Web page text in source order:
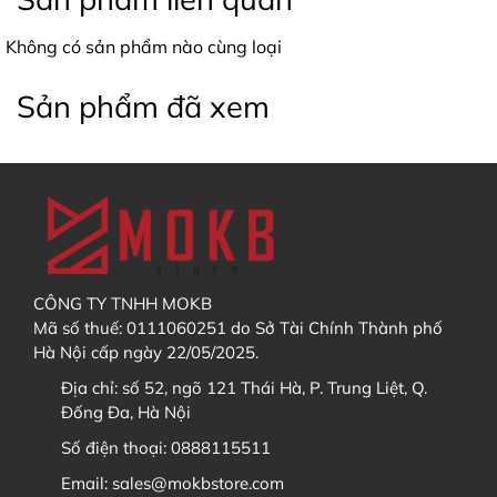
2. Thời gian trả hàng dự kiến có chính xác không?
3. Tôi có thể mua các sản phẩm khác cùng với GB
không?
KHÔNG
KHÔNG
4. Tôi muốn theo dõi tiến độ GB / Order thì xem ở đâu?
Truy cập vào link bán hàng trên web
chọn sản phẩm cần mua
muốn
Không có sản phẩm nào cùng loại
Sản phẩm đã xem
CÔNG TY TNHH MOKB
Mã số thuế: 0111060251 do Sở Tài Chính Thành phố
Hà Nội cấp ngày 22/05/2025.
Địa chỉ: số 52, ngõ 121 Thái Hà, P. Trung Liệt, Q.
Đống Đa, Hà Nội
Số điện thoại: 0888115511
Email: sales@mokbstore.com